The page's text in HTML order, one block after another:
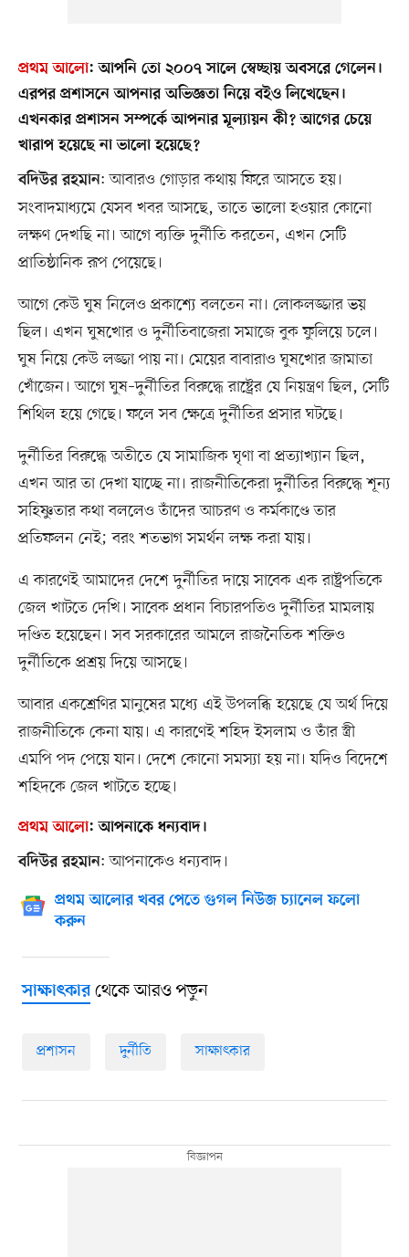
প্রথম আলো:আপনি তো ২০০৭ সালে স্বেচ্ছায় অবসরে গেলেন।
এরপর প্রশাসনে আপনার অভিজ্ঞতা নিয়ে বইও লিখেছেন।
এখনকার প্রশাসন সম্পর্কে আপনার মূল্যায়ন কী? আগের চেয়ে
খারাপ হয়েছে না ভালো হয়েছে?
বদিউর রহমান: আবারও গোড়ার কথায় ফিরে আসতে হয়।
সংবাদমাধ্যমে যেসব খবর আসছে, তাতে ভালো হওয়ার কোনো
লক্ষণ দেখছি না। আগে ব্যক্তি দুর্নীতি করতেন, এখন সেটি
প্রাতিষ্ঠানিক রূপ পেয়েছে।
আগে কেউ ঘুষ নিলেও প্রকাশ্যে বলতেন না। লোকলজ্জার ভয়
ছিল। এখন ঘুষখোর ও দুর্নীতিবাজেরা সমাজে বুক ফুলিয়ে চলে।
ঘুষ নিয়ে কেউ লজ্জা পায় না। মেয়ের বাবারাও ঘুষখোর জামাতা
খোঁজেন। আগে ঘুষ–দুর্নীতির বিরুদ্ধে রাষ্ট্রের যে নিয়ন্ত্রণ ছিল, সেটি
শিথিল হয়ে গেছে। ফলে সব ক্ষেত্রে দুর্নীতির প্রসার ঘটছে।
দুর্নীতির বিরুদ্ধে অতীতে যে সামাজিক ঘৃণা বা প্রত্যাখ্যান ছিল,
এখন আর তা দেখা যাচ্ছে না। রাজনীতিকেরা দুর্নীতির বিরুদ্ধে শূন্য
সহিষ্ণুতার কথা বললেও তাঁদের আচরণ ও কর্মকাণ্ডে তার
প্রতিফলন নেই; বরং শতভাগ সমর্থন লক্ষ করা যায়।
এ কারণেই আমাদের দেশে দুর্নীতির দায়ে সাবেক এক রাষ্ট্রপতিকে
জেল খাটতে দেখি। সাবেক প্রধান বিচারপতিও দুর্নীতির মামলায়
দণ্ডিত হয়েছেন। সব সরকারের আমলে রাজনৈতিক শক্তিও
দুর্নীতিকে প্রশ্রয় দিয়ে আসছে।
আবার একশ্রেণির মানুষের মধ্যে এই উপলব্ধি হয়েছে যে অর্থ দিয়ে
রাজনীতিকে কেনা যায়। এ কারণেই শহিদ ইসলাম ও তাঁর স্ত্রী
এমপি পদ পেয়ে যান। দেশে কোনো সমস্যা হয় না। যদিও বিদেশে
শহিদকে জেল খাটতে হচ্ছে।
প্রথম আলো:আপনাকে ধন্যবাদ।
বদিউর রহমান: আপনাকেও ধন্যবাদ।
প্রথম আলোর খবর পেতে গুগল নিউজ চ্যানেল ফলো
করুন
সাক্ষাৎকারথেকে আরও পড়ুন
প্রশাসন দুর্নীতি সাক্ষাৎকার